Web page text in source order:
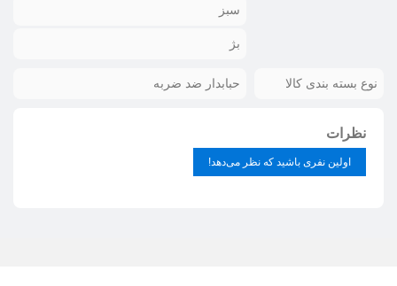
سبز
بژ
نوع بسته بندی کالا حبابدار ضد ضربه
نظرات
اولین نفری باشید که نظر می‌دهد!